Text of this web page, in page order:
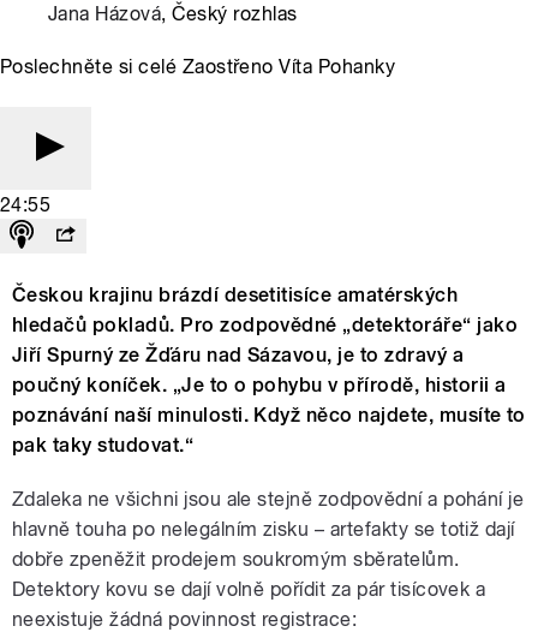
Jana Házová, Český rozhlas
Poslechněte si celé Zaostřeno Víta Pohanky
24:55
Českou krajinu brázdí desetitisíce amatérských
hledačů pokladů. Pro zodpovědné „detektoráře“ jako
Jiří Spurný ze Žďáru nad Sázavou, je to zdravý a
poučný koníček. „Je to o pohybu v přírodě, historii a
poznávání naší minulosti. Když něco najdete, musíte to
pak taky studovat.“
Zdaleka ne všichni jsou ale stejně zodpovědní a pohání je
hlavně touha po nelegálním zisku – artefakty se totiž dají
dobře zpeněžit prodejem soukromým sběratelům.
Detektory kovu se dají volně pořídit za pár tisícovek a
neexistuje žádná povinnost registrace: